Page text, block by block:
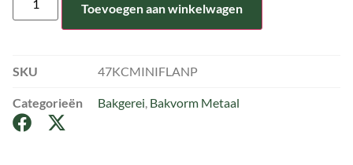
Toevoegen aan winkelwagen
SKU 47KCMINIFLANP
Categorieën Bakgerei, Bakvorm Metaal